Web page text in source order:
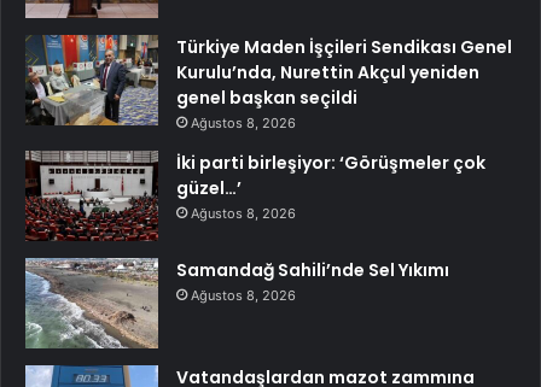
Türkiye Maden İşçileri Sendikası Genel
Kurulu’nda, Nurettin Akçul yeniden
genel başkan seçildi
Ağustos 8, 2026
İki parti birleşiyor: ‘Görüşmeler çok
güzel…’
Ağustos 8, 2026
Samandağ Sahili’nde Sel Yıkımı
Ağustos 8, 2026
Vatandaşlardan mazot zammına